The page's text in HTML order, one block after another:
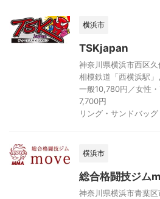
横浜市
TSKjapan
神奈川県横浜市西区
相模鉄道「西横浜駅
一般10,780円／女性
7,700円
リング・サンドバッ
横浜市
総合格闘技ジム
神奈川県横浜市青葉